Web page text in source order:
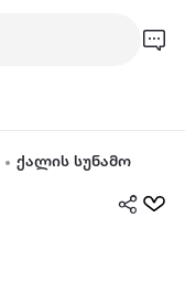
ქალის სუნამო